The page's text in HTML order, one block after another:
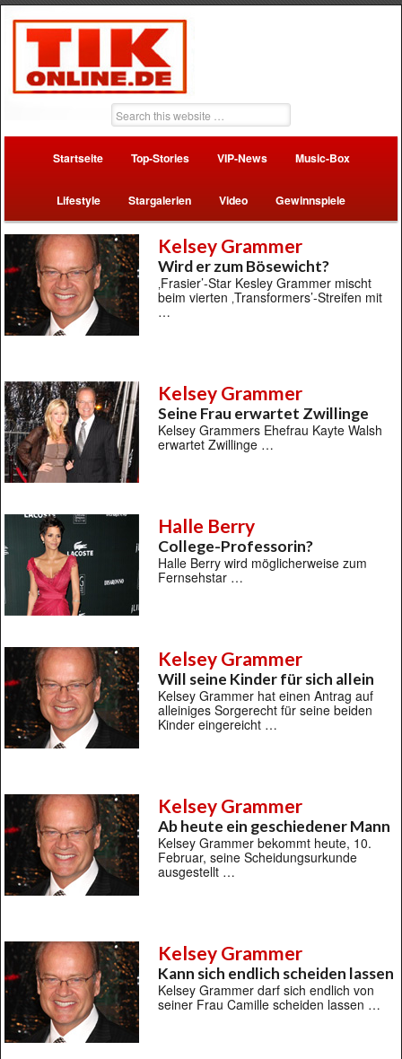
Startseite Top-Stories VIP-News Music-Box
Lifestyle Stargalerien Video Gewinnspiele
Kelsey Grammer
Wird er zum Bösewicht?
‚Frasier’-Star Kesley Grammer mischt
beim vierten ‚Transformers’-Streifen mit
…
Kelsey Grammer
Seine Frau erwartet Zwillinge
Kelsey Grammers Ehefrau Kayte Walsh
erwartet Zwillinge …
Halle Berry
College-Professorin?
Halle Berry wird möglicherweise zum
Fernsehstar …
Kelsey Grammer
Will seine Kinder für sich allein
Kelsey Grammer hat einen Antrag auf
alleiniges Sorgerecht für seine beiden
Kinder eingereicht …
Kelsey Grammer
Ab heute ein geschiedener Mann
Kelsey Grammer bekommt heute, 10.
Februar, seine Scheidungsurkunde
ausgestellt …
Kelsey Grammer
Kann sich endlich scheiden lassen
Kelsey Grammer darf sich endlich von
seiner Frau Camille scheiden lassen …